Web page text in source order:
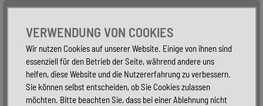
Alle Fahrzeuge
VERWENDUNG VON COOKIES
Wir nutzen Cookies auf unserer Website. Einige von ihnen sind
essenziell für den Betrieb der Seite, während andere uns
helfen, diese Website und die Nutzererfahrung zu verbessern.
Sie können selbst entscheiden, ob Sie Cookies zulassen
möchten. Bitte beachten Sie, dass bei einer Ablehnung nicht